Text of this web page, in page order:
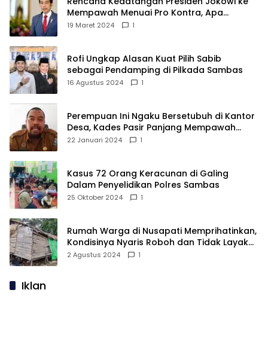
Mempawah Menuai Pro Kontra, Apa
Sebabnya?
19 Maret 2024 1
Rofi Ungkap Alasan Kuat Pilih Sabib
sebagai Pendamping di Pilkada Sambas
16 Agustus 2024 1
Perempuan Ini Ngaku Bersetubuh di Kantor
Desa, Kades Pasir Panjang Mempawah
Membantah: Silakan Buktikan!
22 Januari 2024 1
Kasus 72 Orang Keracunan di Galing
Dalam Penyelidikan Polres Sambas
25 Oktober 2024 1
Rumah Warga di Nusapati Memprihatinkan,
Kondisinya Nyaris Roboh dan Tidak Layak
Huni
2 Agustus 2024 1
Iklan